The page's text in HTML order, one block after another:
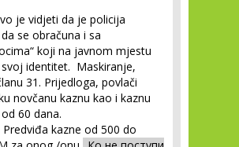
je vidjeti da je policija
se obračuna i sa
koji na javnom mjestu
identitet. Maskiranje,
31. Prijedloga, povlači
novčanu kaznu kao i kaznu
60 dana.
Predviđa kazne od 500 do